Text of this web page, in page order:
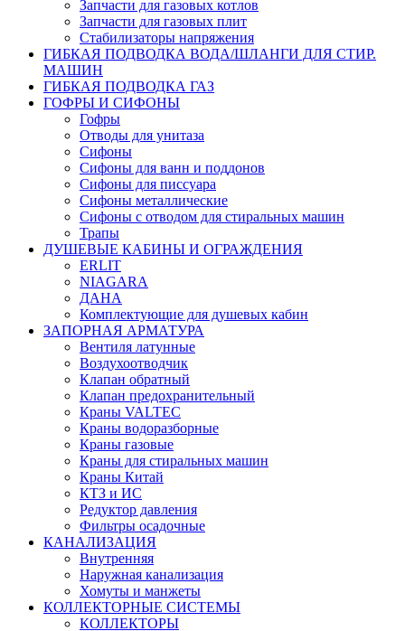
Запчасти для газовых котлов
Запчасти для газовых плит
Стабилизаторы напряжения
ГИБКАЯ ПОДВОДКА ВОДА/ШЛАНГИ ДЛЯ СТИР.
МАШИН
ГИБКАЯ ПОДВОДКА ГАЗ
ГОФРЫ И СИФОНЫ
Гофры
Отводы для унитаза
Сифоны
Сифоны для ванн и поддонов
Сифоны для писсуара
Сифоны металлические
Сифоны с отводом для стиральных машин
Трапы
ДУШЕВЫЕ КАБИНЫ И ОГРАЖДЕНИЯ
ERLIT
NIAGARA
ДАНА
Комплектующие для душевых кабин
ЗАПОРНАЯ АРМАТУРА
Вентиля латунные
Воздухоотводчик
Клапан обратный
Клапан предохранительный
Краны VALTEC
Краны водоразборные
Краны газовые
Краны для стиральных машин
Краны Китай
КТЗ и ИС
Редуктор давления
Фильтры осадочные
КАНАЛИЗАЦИЯ
Внутренняя
Наружная канализация
Хомуты и манжеты
КОЛЛЕКТОРНЫЕ СИСТЕМЫ
КОЛЛЕКТОРЫ